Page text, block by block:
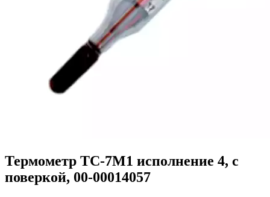
Термометр ТС-7М1 исполнение 4, с
поверкой, 00-00014057